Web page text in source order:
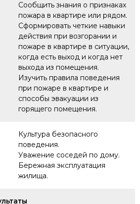
Сообщить знания о признаках
пожара в квартире или рядом.
Сформировать четкие навыки
действия при возгорании и
пожаре в квартире в ситуации,
когда есть выход и когда нет
выхода из помещения.
Изучить правила поведения
при пожаре в квартире и
способы эвакуации из
горящего помещения.
Культура безопасного
поведения.
Уважение соседей по дому.
Бережная эксплуатация
жилища.